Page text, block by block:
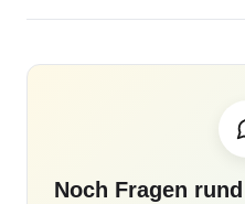
Noch Fragen